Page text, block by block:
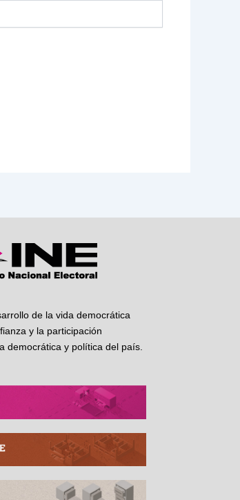
de la vida democrática
y la participación
democrática y política del país.